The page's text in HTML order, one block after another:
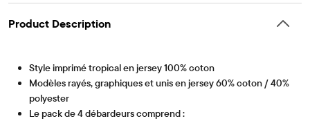
Product Description
Style imprimé tropical en jersey 100% coton
Modèles rayés, graphiques et unis en jersey 60% coton / 40%
polyester
Le pack de 4 débardeurs comprend :